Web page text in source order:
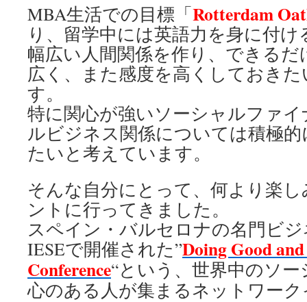
ッ
プ
MBA生活での目標「Rotterdam
り、留学中には英語力を身に付
幅広い人間関係を作り、できる
広く、また感度を高くしておき
す。
特に関心が強いソーシャルファ
ルビジネス関係については積極
たいと考えています。
そんな自分にとって、何より楽
ントに行ってきました。
スペイン・バルセロナの名門ビ
IESEで開催された”Doing Good
Conference“という、世界中のソ
心のある人が集まるネットワー